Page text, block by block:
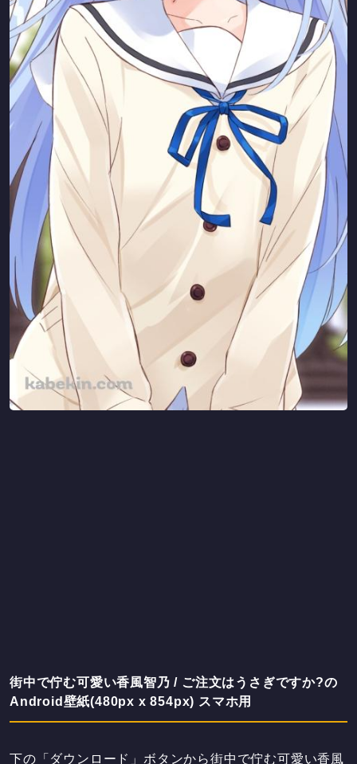
街中で佇む可愛い香風智乃 / ご注文はうさぎですか?の
Android壁紙(480px x 854px) スマホ用
下の「ダウンロード」ボタンから街中で佇む可愛い香風